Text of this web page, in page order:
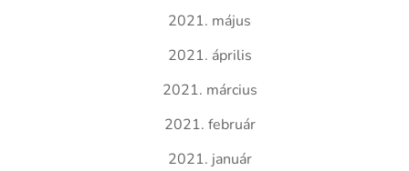
2021. május
2021. április
2021. március
2021. február
2021. január